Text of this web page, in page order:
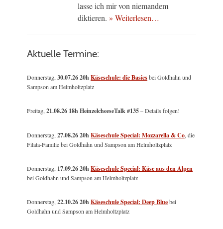
lasse ich mir von niemandem
diktieren. » Weiterlesen…
Aktuelle Termine:
Donnerstag,30.07.26 20hKäseschule: die Basicsbei Goldhahn und
Sampson am Helmholtzplatz
Freitag,21.08.26 18h HeinzelcheeseTalk #135– Details folgen!
Donnerstag,27.08.26 20hKäseschule Special: Mozzarella & Co, die
Filata-Familie bei Goldhahn und Sampson am Helmholtzplatz
Donnerstag, 17.09.26 20hKäseschule Special: Käse aus den Alpen
bei Goldhahn und Sampson am Helmholtzplatz
Donnerstag,22.10.26 20hKäseschule Special: Deep Bluebei
Goldhahn und Sampson am Helmholtzplatz